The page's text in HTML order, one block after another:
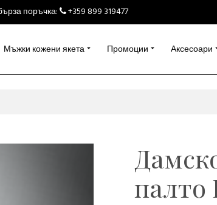
поръчка: +359 899 319477
Мъжки кожени якета Промоции Аксесоари
палто